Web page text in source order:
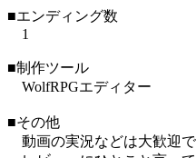
■エンディング数
1
■制作ツール
WolfRPGエディター
■その他
動画の実況などは大歓迎で